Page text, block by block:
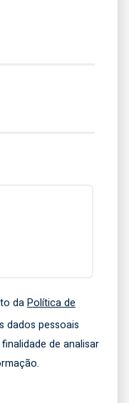
daPolítica de
dados pessoais
de analisar